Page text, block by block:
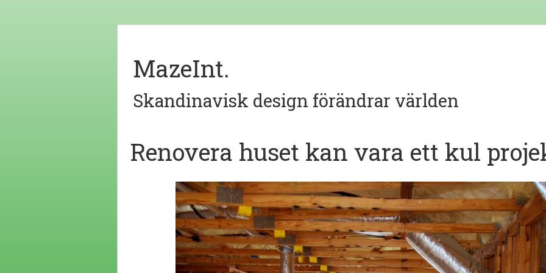
MazeInt.
Skandinavisk design förändrar världen
Renovera huset kan vara ett kul